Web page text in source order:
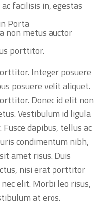
facilisis in, egestas
Porta
non metus auctor
porttitor.
Integer posuere
posuere velit aliquet.
Donec id elit non
Vestibulum id ligula
dapibus, tellus ac
condimentum nibh,
amet risus. Duis
nisi erat porttitor
elit. Morbi leo risus,
at eros.